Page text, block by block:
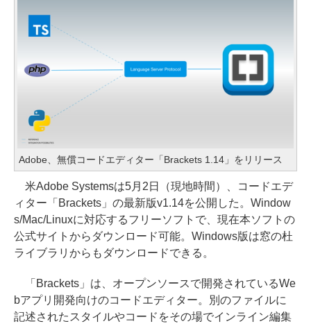
Adobe、無償コードエディター「Brackets 1.14」をリリース
米Adobe Systemsは5月2日（現地時間）、コードエデ
ィター「Brackets」の最新版v1.14を公開した。Window
s/Mac/Linuxに対応するフリーソフトで、現在本ソフトの
公式サイトからダウンロード可能。Windows版は窓の杜
ライブラリからもダウンロードできる。
「Brackets」は、オープンソースで開発されているWe
bアプリ開発向けのコードエディター。別のファイルに
記述されたスタイルやコードをその場でインライン編集